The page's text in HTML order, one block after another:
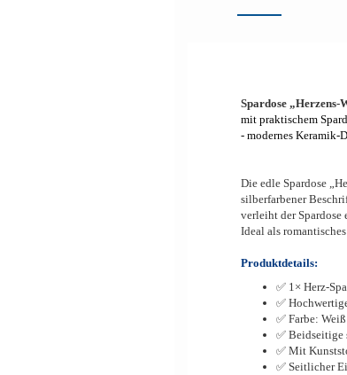
Spardose „Herzens-
mit praktischem
- modernes Keramik-
Die edle Spardose
silberfarbener
verleiht der Spardose
Ideal als
Produktdetails:
✅ 1× Herz-
✅
✅ Farbe:
✅
✅ Mit
✅ Seitlicher